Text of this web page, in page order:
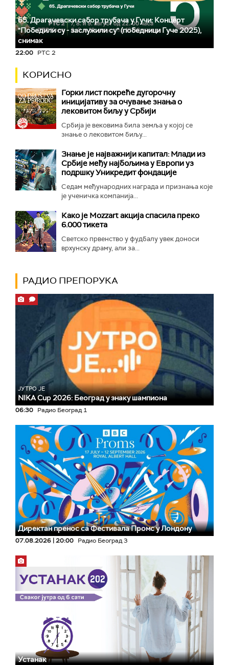
65. Драгачевски сабор трубача у Гучи: Концерт
"Победили су - заслужили су" (победници Гуче 2025),
снимак
22:00 РТС 2
КОРИСНО
Горки лист покреће дугорочну
иницијативу за очување знања о
лековитом биљу у Србији
Србија је вековима била земља у којој се
знање о лековитом биљу...
Знање је најважнији капитал: Млади из
Србије међу најбољима у Европи уз
подршку Уникредит фондације
Седам међународних награда и признања које
је ученичка компанија...
Како је Mozzart акција спасила преко
6.000 тикета
Светско првенство у фудбалу увек доноси
врхунску драму, али за...
РАДИО ПРЕПОРУКА
ЈУТРО ЈЕ
NIKA Cup 2026: Београд у знаку шампиона
06:30 Радио Београд 1
Директан пренос са Фестивала Промс у Лондону
07.08.2026 | 20:00 Радио Београд 3
Устанак